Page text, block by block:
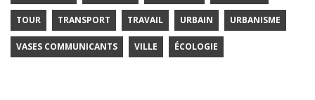
TOUR TRANSPORT TRAVAIL URBAIN URBANISME
VASES COMMUNICANTS VILLE ÉCOLOGIE